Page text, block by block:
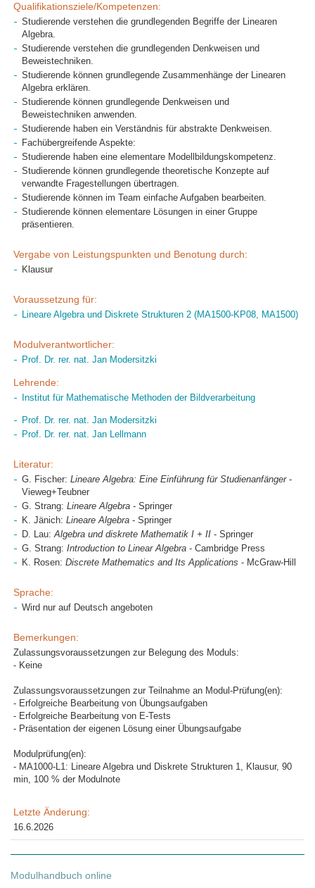
Qualifikationsziele/Kompetenzen:
Studierende verstehen die grundlegenden Begriffe der Linearen
Algebra.
Studierende verstehen die grundlegenden Denkweisen und
Beweistechniken.
Studierende können grundlegende Zusammenhänge der Linearen
Algebra erklären.
Studierende können grundlegende Denkweisen und
Beweistechniken anwenden.
Studierende haben ein Verständnis für abstrakte Denkweisen.
Fachübergreifende Aspekte:
Studierende haben eine elementare Modellbildungskompetenz.
Studierende können grundlegende theoretische Konzepte auf
verwandte Fragestellungen übertragen.
Studierende können im Team einfache Aufgaben bearbeiten.
Studierende können elementare Lösungen in einer Gruppe
präsentieren.
Vergabe von Leistungspunkten und Benotung durch:
Klausur
Voraussetzung für:
Lineare Algebra und Diskrete Strukturen 2 (MA1500-KP08, MA1500)
Modulverantwortlicher:
Prof. Dr. rer. nat. Jan Modersitzki
Lehrende:
Institut für Mathematische Methoden der Bildverarbeitung
Prof. Dr. rer. nat. Jan Modersitzki
Prof. Dr. rer. nat. Jan Lellmann
Literatur:
G. Fischer: Lineare Algebra: Eine Einführung für Studienanfänger-
Vieweg+Teubner
G. Strang: Lineare Algebra - Springer
K. Jänich: Lineare Algebra - Springer
D. Lau:Algebra und diskrete Mathematik I + II - Springer
G. Strang: Introduction to Linear Algebra - Cambridge Press
K. Rosen: Discrete Mathematics and Its Applications - McGraw-Hill
Sprache:
Wird nur auf Deutsch angeboten
Bemerkungen:
Zulassungsvoraussetzungen zur Belegung des Moduls:
- Keine
Zulassungsvoraussetzungen zur Teilnahme an Modul-Prüfung(en):
- Erfolgreiche Bearbeitung von Übungsaufgaben
- Erfolgreiche Bearbeitung von E-Tests
- Präsentation der eigenen Lösung einer Übungsaufgabe
Modulprüfung(en):
- MA1000-L1: Lineare Algebra und Diskrete Strukturen 1, Klausur, 90
min, 100 % der Modulnote
Letzte Änderung:
16.6.2026
Modulhandbuch online